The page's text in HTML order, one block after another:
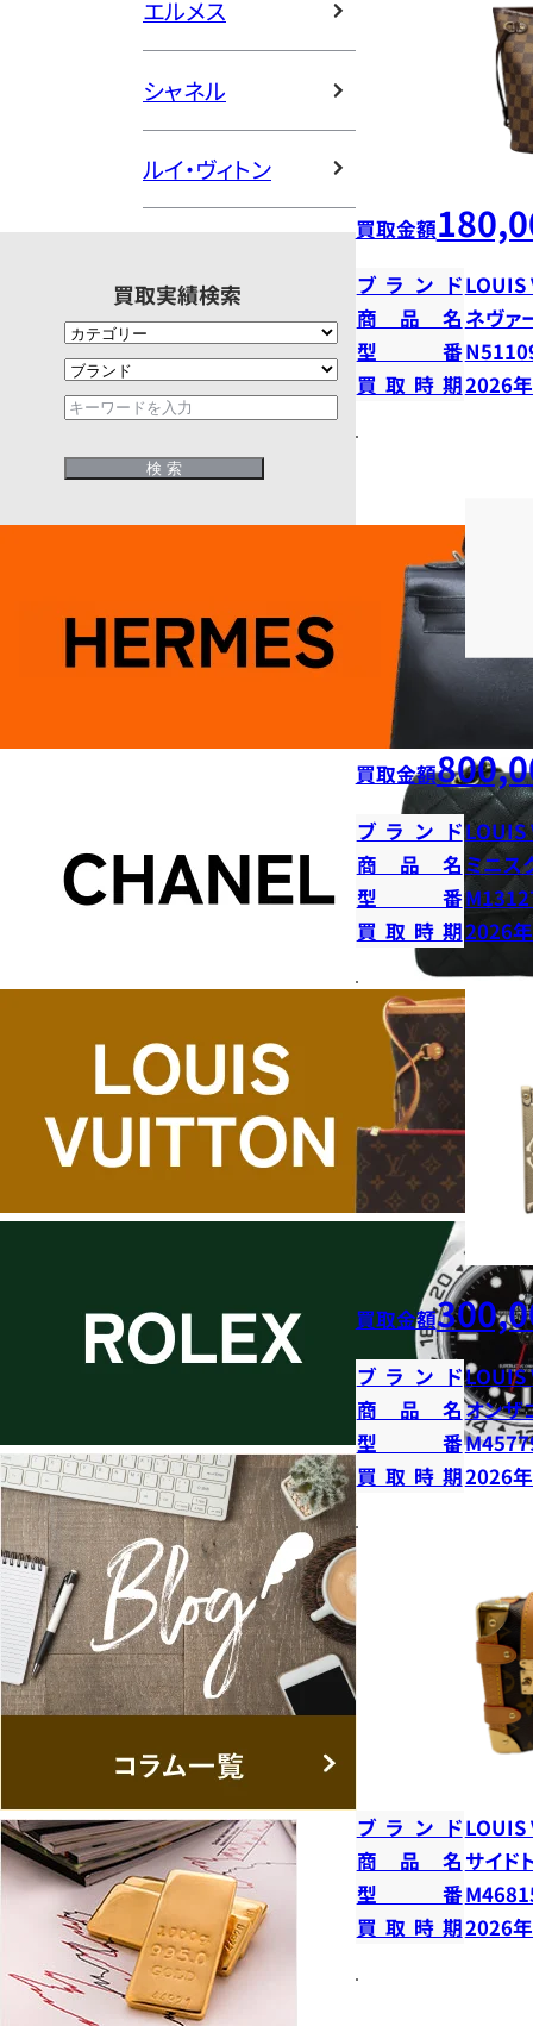
エルメス
シャネル
ルイ・ヴィトン
買取実績検索
買取金額
ブランドLOUIS
商品名 ネヴァ
型番
買取時期2026
買取金額
ブランドLOUIS
商品名 ミニス
型番
買取時期2026
買取金額
ブランドLOUIS
商品名オンザ
型番
買取時期2026
ブランドLOUIS
商品名 サイド
型番
買取時期2026